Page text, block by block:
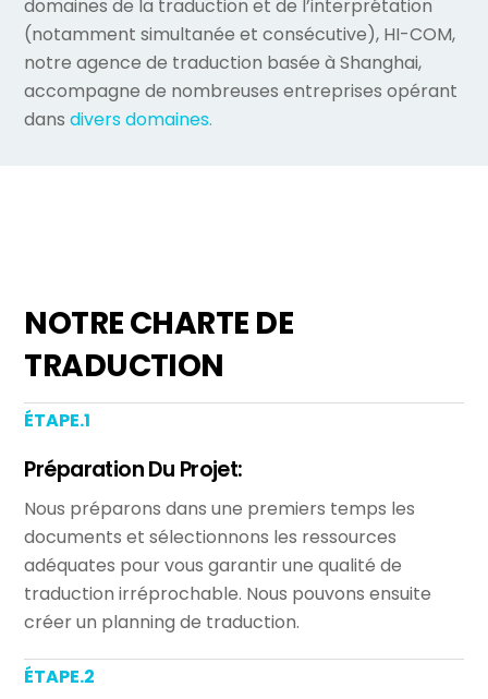
domaines de la traduction et de l’interprétation
(notamment simultanée et consécutive), HI-COM,
notre agence de traduction basée à Shanghai,
accompagne de nombreuses entreprises opérant
dans divers domaines.
NOTRE CHARTE DE
TRADUCTION
ÉTAPE.1
Préparation Du Projet:
Nous préparons dans une premiers temps les
documents et sélectionnons les ressources
adéquates pour vous garantir une qualité de
traduction irréprochable. Nous pouvons ensuite
créer un planning de traduction.
ÉTAPE.2